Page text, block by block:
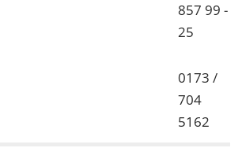
857 99 -
25
0173 /
704
5162